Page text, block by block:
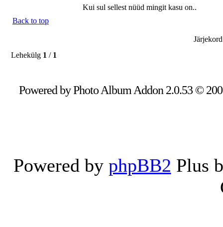
Kui sul sellest nüüd mingit kasu on..
Back to top
Lehekülg 1 / 1
Powered by Photo Album Addon 2.0.53 ©
Powered by phpBB2 Plus